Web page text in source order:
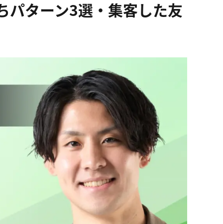
パターン3選・集客した友